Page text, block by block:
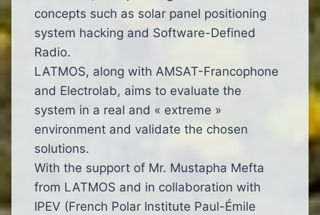
concepts such as solar panel positioning
system hacking and Software-Defined
Radio.
LATMOS, along with AMSAT-Francophone
and Electrolab, aims to evaluate the
system in a real and « extreme »
environment and validate the chosen
solutions.
With the support of Mr. Mustapha Mefta
from LATMOS and in collaboration with
IPEV (French Polar Institute Paul-Émile